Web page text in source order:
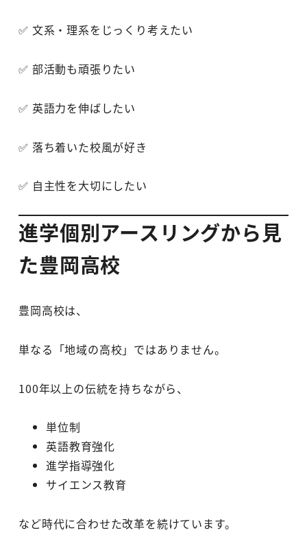
✅ 文系・理系をじっくり考えたい
✅ 部活動も頑張りたい
✅ 英語力を伸ばしたい
✅ 落ち着いた校風が好き
✅ 自主性を大切にしたい
進学個別アースリングから見
た豊岡高校
豊岡高校は、
単なる「地域の高校」ではありません。
100年以上の伝統を持ちながら、
単位制
英語教育強化
進学指導強化
サイエンス教育
など時代に合わせた改革を続けています。